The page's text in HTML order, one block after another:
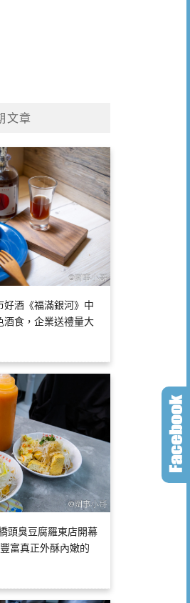
文章
好酒《福滿銀河》中
酒食，企業送禮量大
頭臭豆腐羅東店開幕
富真正外酥內嫩的